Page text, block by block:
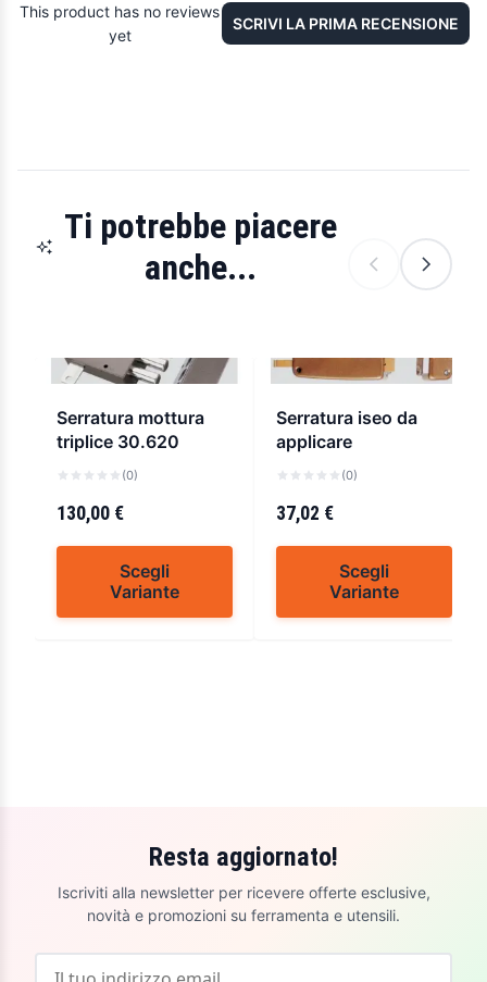
This product has no reviews
yet
SCRIVI LA PRIMA RECENSIONE
Ti potrebbe piacere
anche...
Serratura mottura
triplice 30.620
(0)
130,00 €
Scegli
Variante
Serratura iseo da
applicare
(0)
37,02 €
Scegli
Variante
Resta aggiornato!
Iscriviti alla newsletter per ricevere offerte esclusive,
novità e promozioni su ferramenta e utensili.